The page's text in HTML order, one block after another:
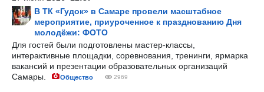
В ТК «Гудок» в Самаре провели масштабное
мероприятие, приуроченное к празднованию Дня
молодёжи: ФОТО
Для гостей были подготовлены мастер-классы,
интерактивные площадки, соревнования, тренинги, ярмарка
вакансий и презентации образовательных организаций
Самары.
Общество 2969